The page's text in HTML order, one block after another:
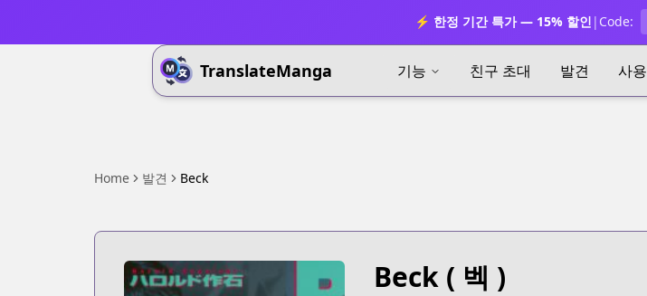
⚡ 한정 기간 특가 — 15% 할인 | Code:
TranslateManga 기능 친구 초대 발견 사용
Home 발견 Beck
Beck( 벡 )